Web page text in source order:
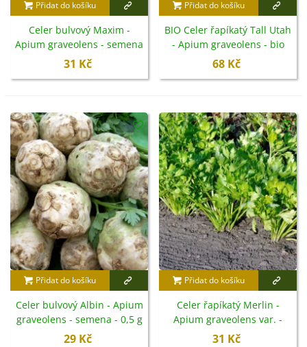
Přidat do košíku
Celer bulvový Maxim -
Apium graveolens - semena
- 300 ks
31 Kč
Přidat do košíku
BIO Celer řapíkatý Tall Utah
- Apium graveolens - bio
semena - 80 ks
68 Kč
Přidat do košíku
Celer bulvový Albin - Apium
graveolens - semena - 0,5 g
29 Kč
Přidat do košíku
Celer řapíkatý Merlin -
Apium graveolens var. -
semena - 300 ks
31 Kč